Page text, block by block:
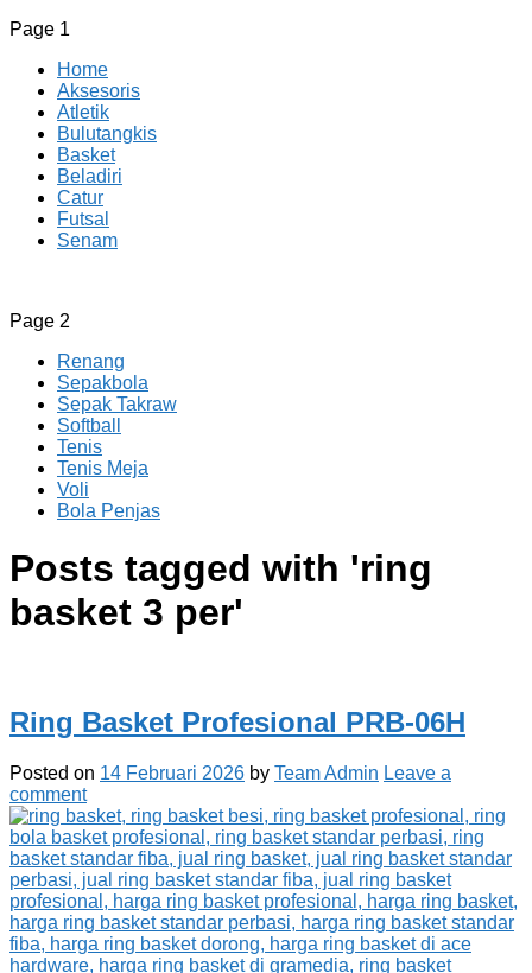
Page 1
Home
Aksesoris
Atletik
Bulutangkis
Basket
Beladiri
Catur
Futsal
Senam
CV JAYA BERSAMA Co Id
Menyediakan Semua Perlengkapan Olahraga Yang
Page 2
Renang
Sepakbola
Sepak Takraw
Softball
Tenis
Tenis Meja
Voli
Bola Penjas
Posts tagged with 'ring
basket 3 per'
Ring Basket Profesional PRB-06H
Posted on 14 Februari 2026 by Team Admin Leave a
comment